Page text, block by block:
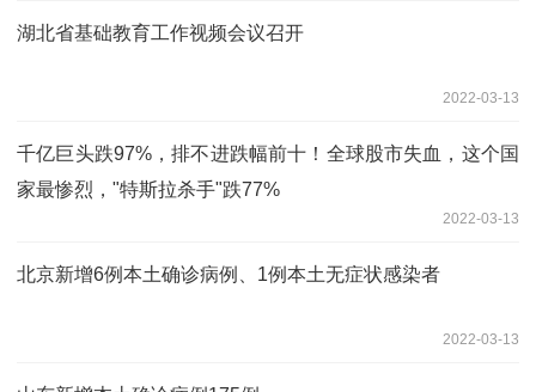
湖北省基础教育工作视频会议召开
2022-03-13
千亿巨头跌97%，排不进跌幅前十！全球股市失血，这个国
家最惨烈，"特斯拉杀手"跌77%
2022-03-13
北京新增6例本土确诊病例、1例本土无症状感染者
2022-03-13